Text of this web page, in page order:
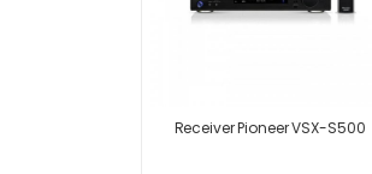
Receiver Pioneer VSX-S500